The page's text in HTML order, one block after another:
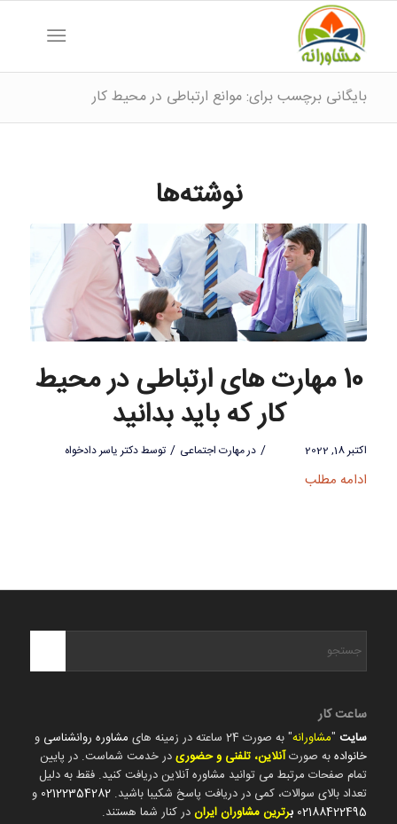
بایگانی برچسب برای: موانع ارتباطی در محیط کار
نوشته‌ها
10 مهارت های ارتباطی در محیط
کار که باید بدانید
اکتبر 18, 2022 / درمهارت اجتماعی / توسطدکتر یاسر دادخواه
ادامه مطلب
ساعت کار
سایت"مشاورانه" به صورت 24 ساعته در زمینه های مشاوره روانشناسی و
خانوادهبه صورتآنلاین، تلفنی و حضوریدر خدمت شماست. در پایین
تمام صفحات مرتبط می توانید مشاوره آنلاین دریافت کنید. فقط به دلیل
تعداد بالای سوالات، کمی در دریافت پاسخ شکیبا باشید. 02122354282 و
02188422495 برترین مشاوران ایراندر کنار شما هستند.